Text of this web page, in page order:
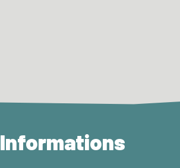
Informations